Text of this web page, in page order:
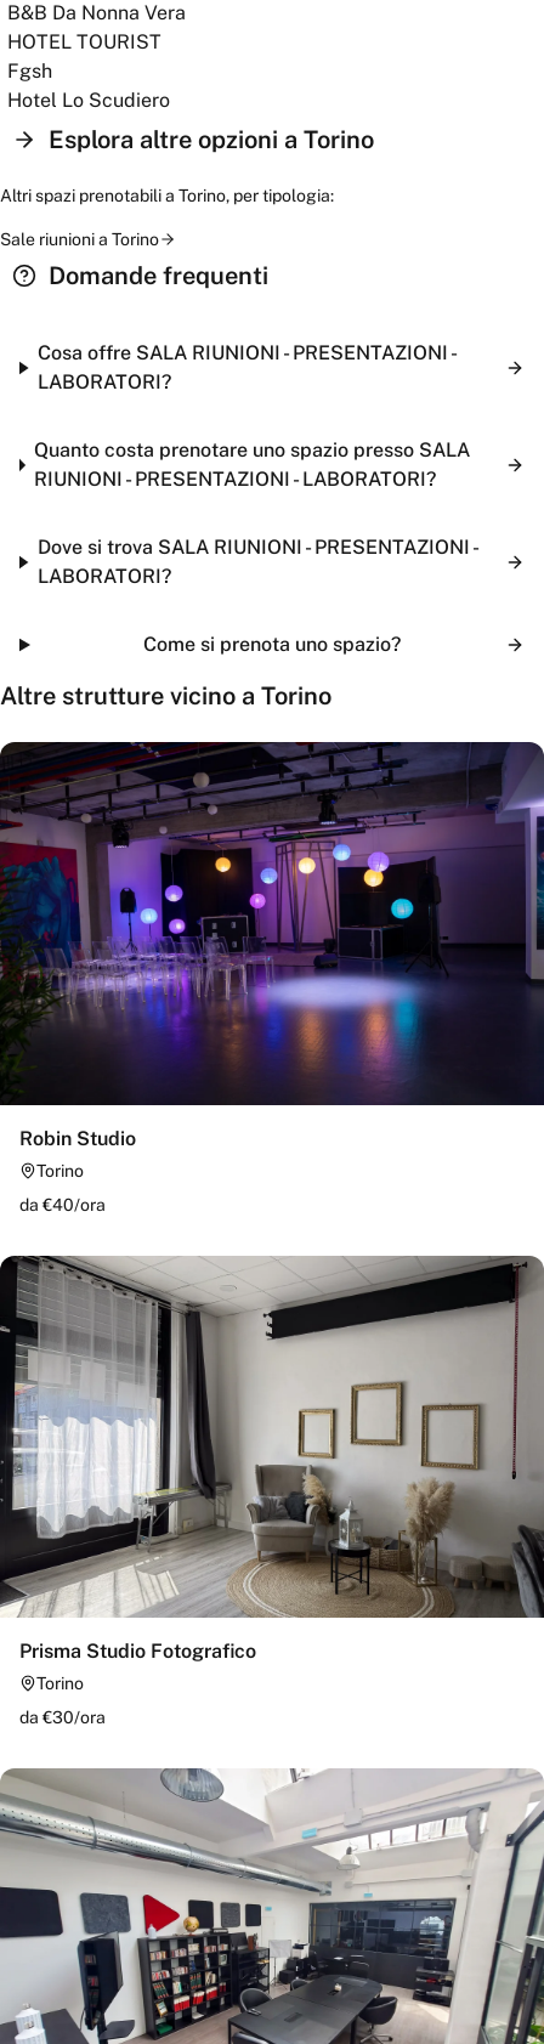
B&B Da Nonna Vera
HOTEL TOURIST
Fgsh
Hotel Lo Scudiero
Esplora altre opzioni a Torino
Altri spazi prenotabili a Torino, per tipologia:
Sale riunionia Torino
Domande frequenti
Cosa offre SALA RIUNIONI - PRESENTAZIONI -
LABORATORI?
Quanto costa prenotare uno spazio presso SALA
RIUNIONI - PRESENTAZIONI - LABORATORI?
Dove si trova SALA RIUNIONI - PRESENTAZIONI -
LABORATORI?
Come si prenota uno spazio?
Altre strutture vicino a Torino
Robin Studio
Torino
da €40/ora
Prisma Studio Fotografico
Torino
da €30/ora